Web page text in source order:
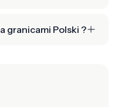
granicami Polski ?